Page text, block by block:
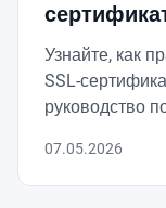
Узнайте, как
SSL-
руководство
07.05.2026